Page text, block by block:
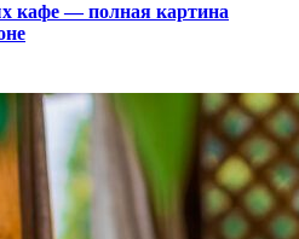
кафе — полная картина